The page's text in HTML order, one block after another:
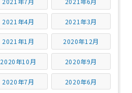
2021年4月 2021年3月
2021年1月 2020年12月
2020年10月 2020年9月
2020年7月 2020年6月